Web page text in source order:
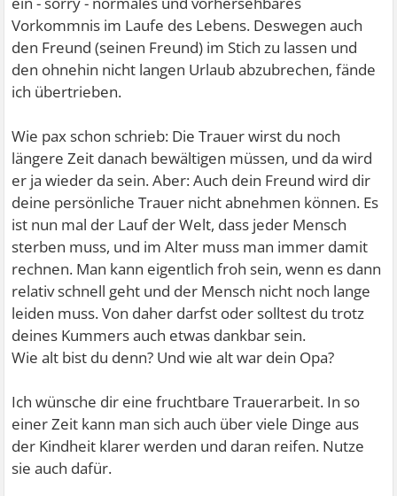
Vorkommnis im Laufe des Lebens. Deswegen auch
den Freund (seinen Freund) im Stich zu lassen und
den ohnehin nicht langen Urlaub abzubrechen, fände
ich übertrieben.
Wie pax schon schrieb: Die Trauer wirst du noch
längere Zeit danach bewältigen müssen, und da wird
er ja wieder da sein. Aber: Auch dein Freund wird dir
deine persönliche Trauer nicht abnehmen können. Es
ist nun mal der Lauf der Welt, dass jeder Mensch
sterben muss, und im Alter muss man immer damit
rechnen. Man kann eigentlich froh sein, wenn es dann
relativ schnell geht und der Mensch nicht noch lange
leiden muss. Von daher darfst oder solltest du trotz
deines Kummers auch etwas dankbar sein.
Wie alt bist du denn? Und wie alt war dein Opa?
Ich wünsche dir eine fruchtbare Trauerarbeit. In so
einer Zeit kann man sich auch über viele Dinge aus
der Kindheit klarer werden und daran reifen. Nutze
sie auch dafür.